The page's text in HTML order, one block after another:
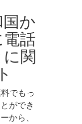
か
話
関
でもっ
ができ
から、